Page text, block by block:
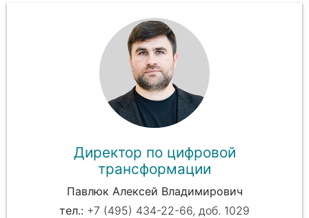
Директор по цифровой
трансформации
Павлюк Алексей Владимирович
+7 (495) 434-22-66, доб. 1029